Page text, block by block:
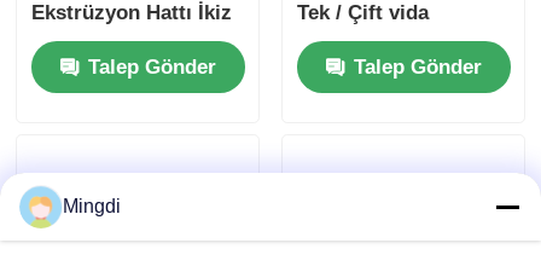
Ekstrüzyon Hattı İkiz
vida Maksimum
Genişliği 1550mm
Talep Gönder
Tek / Çift vida
Talep Gönder
Mingdi